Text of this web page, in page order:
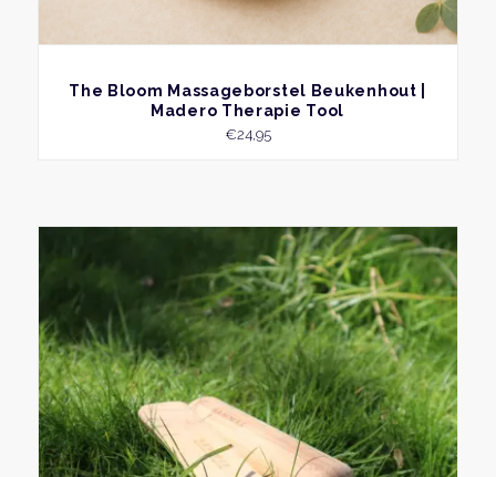
BEKIJK
The Bloom Massageborstel Beukenhout |
Madero Therapie Tool
€24,95
heeft
Deze
optie
kan
op